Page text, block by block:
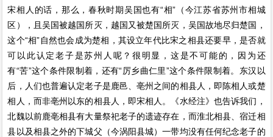
宋相人的话，那么，春秋时期吴国也有“相”（今江苏省苏州市相城
区），且吴国被越国所灭，越国又被楚国所灭，吴国故地尽归楚国，
这个“相”自然也会成为楚相，其设立年代比宋之相县还要早，是否就
可以此认定老子是苏州人呢？很明显，这是不可能的，因为还
有“苦”这个条件限制着，还有“厉乡曲仁里”这个条件限制着。东汉以
后，人们也普遍认定老子是鹿邑、亳州之间的相县人，即陈相人或楚
相人，而非亳州以东的相县人，即宋相人。《水经注》也告诉我们，
北魏以前鹿亳相县有大量祭祀老子的遗迹存在，而淮北相县、宿迁相
县以及相县之外的下城父（今涡阳县城）一带均没有任何纪念老子的